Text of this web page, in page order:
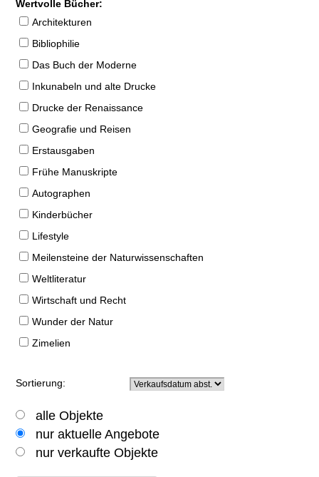
Wertvolle Bücher:
Architekturen
Bibliophilie
Das Buch der Moderne
Inkunabeln und alte Drucke
Drucke der Renaissance
Geografie und Reisen
Erstausgaben
Frühe Manuskripte
Autographen
Kinderbücher
Lifestyle
Meilensteine der Naturwissenschaften
Weltliteratur
Wirtschaft und Recht
Wunder der Natur
Zimelien
Sortierung:
alle Objekte
nur aktuelle Angebote
nur verkaufte Objekte